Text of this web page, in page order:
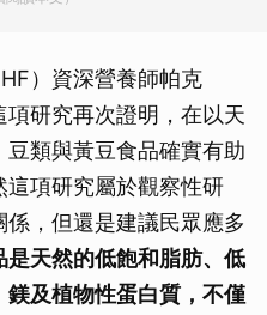
）資深營養師帕克
項研究再次證明，在以天
類與黃豆食品確實有助
項研究屬於觀察性研
，但還是建議民眾應多
是天然的低飽和脂肪、低
及植物性蛋白質，不僅